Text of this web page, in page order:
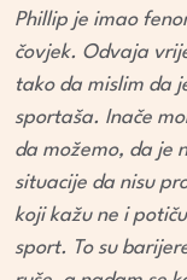
Phillip je imao
čovjek. Odvaja
tako da mislim da
sportaša. Inače
da možemo, da je
situacije da nisu
koji kažu ne i
sport. To su